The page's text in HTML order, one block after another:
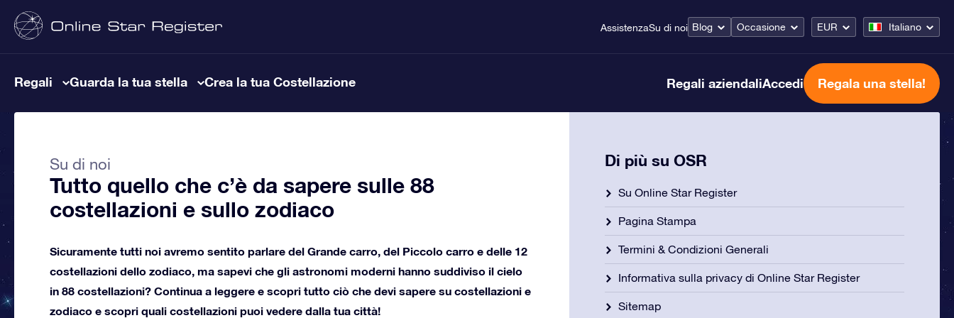
AssistenzaSu di noi Blog Occasione EUR Italiano
Regali Guarda la tua stella Crea la tua Costellazione Regali aziendaliAccedi Regala una stella!
Su di noi
Tutto quello che c’è da sapere sulle 88
costellazioni e sullo zodiaco
Sicuramente tutti noi avremo sentito parlare del Grande carro, del Piccolo carro e delle 12
costellazioni dello zodiaco, ma sapevi che gli astronomi moderni hanno suddiviso il cielo
in 88 costellazioni? Continua a leggere e scopri tutto ciò che devi sapere su costellazioni e
zodiaco e scopri quali costellazioni puoi vedere dalla tua città!
Di più su OSR
Su Online Star Register
Pagina Stampa
Termini & Condizioni Generali
Informativa sulla privacy di Online Star Register
Sitemap